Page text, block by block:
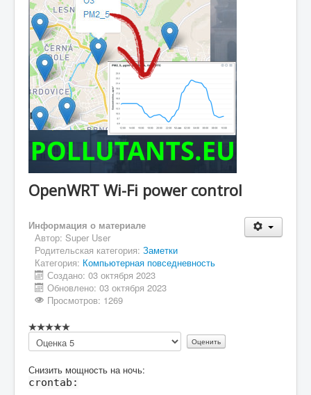
OpenWRT Wi-Fi power control
Информация о материале
Автор: Super User
Родительская категория: Заметки
Категория: Компьютерная повседневность
Создано: 03 октября 2023
Обновлено: 03 октября 2023
Просмотров: 1269
Пожалуйста,
оцените
Снизить мощность на ночь:
crontab: